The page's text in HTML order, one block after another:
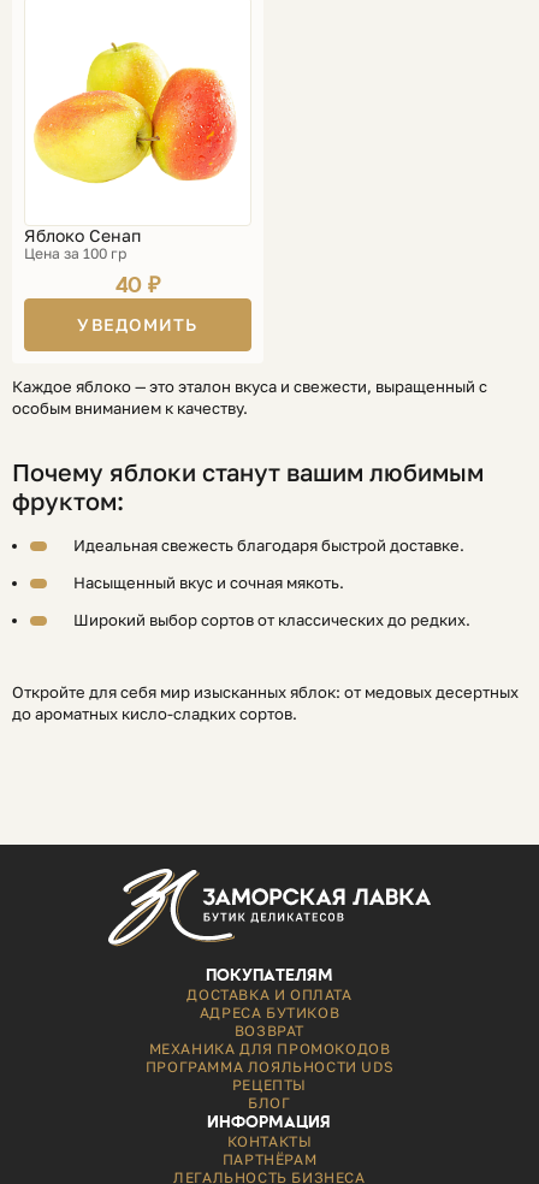
Яблоко Сенап
Цена за 100 гр
40 ₽
УВЕДОМИТЬ
Каждое яблоко — это эталон вкуса и свежести, выращенный с
особым вниманием к качеству.
Почему яблоки станут вашим любимым
фруктом:
Идеальная свежесть благодаря быстрой доставке.
Насыщенный вкус и сочная мякоть.
Широкий выбор сортов от классических до редких.
Откройте для себя мир изысканных яблок: от медовых десертных
до ароматных кисло-сладких сортов.
ПОКУПАТЕЛЯМ
ДОСТАВКА И ОПЛАТА
АДРЕСА БУТИКОВ
ВОЗВРАТ
МЕХАНИКА ДЛЯ ПРОМОКОДОВ
ПРОГРАММА ЛОЯЛЬНОСТИ UDS
РЕЦЕПТЫ
БЛОГ
ИНФОРМАЦИЯ
КОНТАКТЫ
ПАРТНЁРАМ
ЛЕГАЛЬНОСТЬ БИЗНЕСА